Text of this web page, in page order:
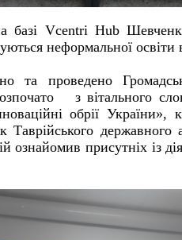
Vcentri Hub
неформальної освіти
та проведено
з вітального
обрії
державного
ознайомив присутніх із